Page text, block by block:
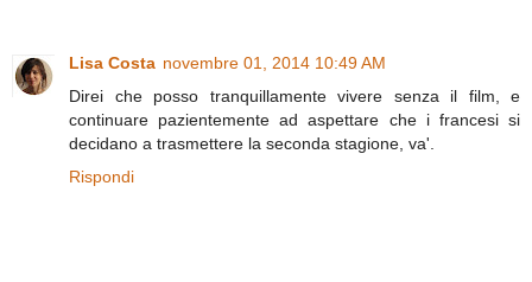
Lisa Costa novembre 01, 2014 10:49 AM
Direi che posso tranquillamente vivere senza il film, e
continuare pazientemente ad aspettare che i francesi si
decidano a trasmettere la seconda stagione, va'.
Rispondi